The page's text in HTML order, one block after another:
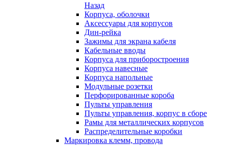
Назад
Корпуса, оболочки
Аксессуары для корпусов
Дин-рейка
Зажимы для экрана кабеля
Кабельные вводы
Корпуса для приборостроения
Корпуса навесные
Корпуса напольные
Модульные розетки
Перфорированные короба
Пульты управления
Пульты управления, корпус в сборе
Рамы для металлических корпусов
Распределительные коробки
Маркировка клемм, провода